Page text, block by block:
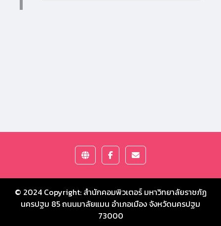
© 2024 Copyright: สำนักคอมพิวเตอร์ มหาวิทยาลัยราชภัฏ
นครปฐม 85 ถนนมาลัยแมน อำเภอเมือง จังหวัดนครปฐม
73000